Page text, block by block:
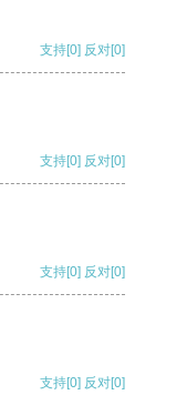
支持[0] 反对[0]
支持[0] 反对[0]
支持[0] 反对[0]
支持[0] 反对[0]